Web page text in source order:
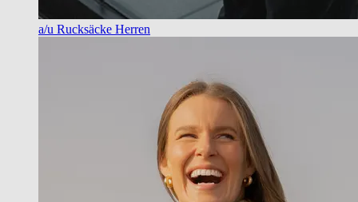
a/u Rucksäcke Herren